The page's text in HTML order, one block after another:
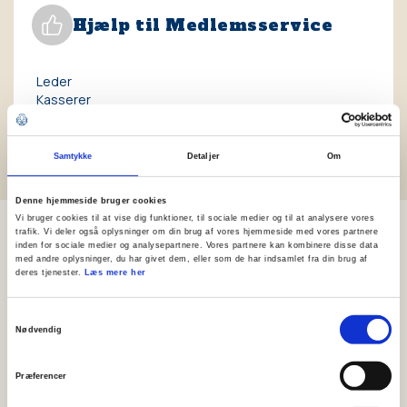
Samtykke Detaljer Om
Denne hjemmeside bruger cookies
Vi bruger cookies til at vise dig funktioner, til sociale medier og til at analysere vores
trafik. Vi deler også oplysninger om din brug af vores hjemmeside med vores partnere
inden for sociale medier og analysepartnere. Vores partnere kan kombinere disse data
med andre oplysninger, du har givet dem, eller som de har indsamlet fra din brug af
deres tjenester.
Læs mere her
Nødvendig
Præferencer
Hjælp til Medlemsservice
Leder
Kasserer
Medlemshåndtering
Nyheder